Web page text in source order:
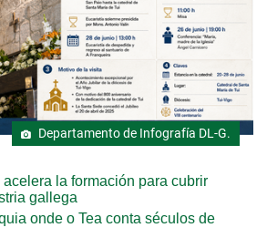
Departamento de Infografía DL-G.
la formación para cubrir
gallega
onde o Tea conta séculos de